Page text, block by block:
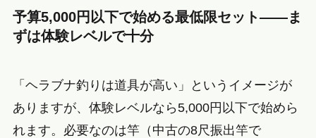
予算5,000円以下で始める最低限セット——ま
ずは体験レベルで十分
「ヘラブナ釣りは道具が高い」というイメージが
ありますが、体験レベルなら5,000円以下で始めら
れます。必要なのは竿（中古の8尺振出竿で